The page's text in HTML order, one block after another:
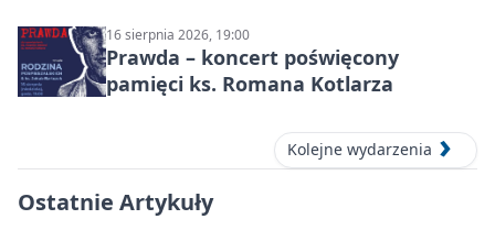
16 sierpnia 2026, 19:00
Prawda – koncert poświęcony
pamięci ks. Romana Kotlarza
Kolejne wydarzenia
Ostatnie Artykuły